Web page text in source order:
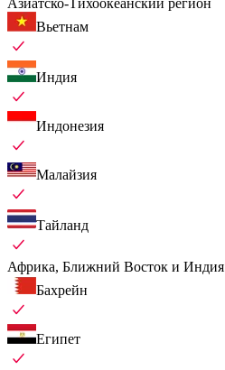
Вьетнам
Индия
Индонезия
Малайзия
Тайланд
Африка, Ближний Восток и Индия
Бахрейн
Египет